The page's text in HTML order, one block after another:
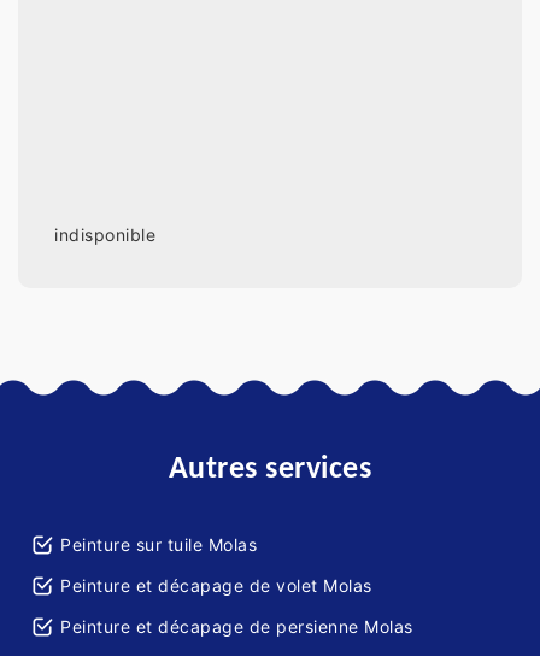
indisponible
Autres services
Peinture sur tuile Molas
Peinture et décapage de volet Molas
Peinture et décapage de persienne Molas